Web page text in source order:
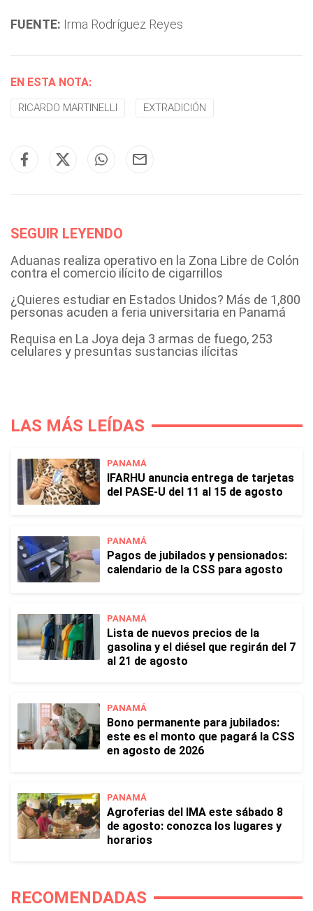
FUENTE: Irma Rodríguez Reyes
EN ESTA NOTA:
RICARDO MARTINELLI EXTRADICIÓN
SEGUIR LEYENDO
Aduanas realiza operativo en la Zona Libre de Colón
contra el comercio ilícito de cigarrillos
¿Quieres estudiar en Estados Unidos? Más de 1,800
personas acuden a feria universitaria en Panamá
Requisa en La Joya deja 3 armas de fuego, 253
celulares y presuntas sustancias ilícitas
LAS MÁS LEÍDAS
PANAMÁ
IFARHU anuncia entrega de tarjetas
del PASE-U del 11 al 15 de agosto
PANAMÁ
Pagos de jubilados y pensionados:
calendario de la CSS para agosto
PANAMÁ
Lista de nuevos precios de la
gasolina y el diésel que regirán del 7
al 21 de agosto
PANAMÁ
Bono permanente para jubilados:
este es el monto que pagará la CSS
en agosto de 2026
PANAMÁ
Agroferias del IMA este sábado 8
de agosto: conozca los lugares y
horarios
RECOMENDADAS